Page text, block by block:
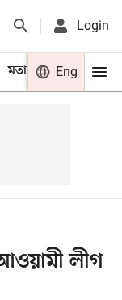
Login
মতামত খেলা
Eng
লীগ